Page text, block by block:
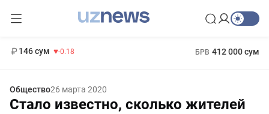
146 сум -0.18 БРВ 412 000 сум
Общество26 марта 2020
Стало известно, сколько жителей